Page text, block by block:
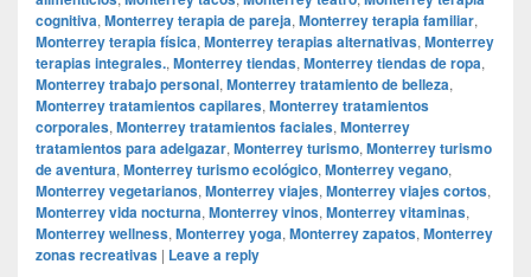
cognitiva, Monterrey terapia de pareja, Monterrey terapia familiar,
Monterrey terapia física, Monterrey terapias alternativas, Monterrey
terapias integrales., Monterrey tiendas, Monterrey tiendas de ropa,
Monterrey trabajo personal, Monterrey tratamiento de belleza,
Monterrey tratamientos capilares, Monterrey tratamientos
corporales, Monterrey tratamientos faciales, Monterrey
tratamientos para adelgazar, Monterrey turismo, Monterrey turismo
de aventura, Monterrey turismo ecológico, Monterrey vegano,
Monterrey vegetarianos, Monterrey viajes, Monterrey viajes cortos,
Monterrey vida nocturna, Monterrey vinos, Monterrey vitaminas,
Monterrey wellness, Monterrey yoga, Monterrey zapatos, Monterrey
zonas recreativas | Leave a reply